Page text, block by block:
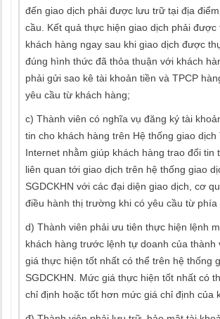
đến giao dịch phải được lưu trữ tại địa
cầu. Kết quả thực hiện giao dịch phải được
khách hàng ngay sau khi giao dịch được
đúng hình thức đã thỏa thuận với khách
phải gửi sao kê tài khoản tiền và TPCP
yêu cầu từ khách hàng;
c) Thành viên có nghĩa vụ đăng ký tài
tin cho khách hàng trên Hệ thống giao dịch
Internet nhằm giúp khách hàng trao đổi tin
liên quan tới giao dịch trên hệ thống giao
SGDCKHN với các đại diện giao dịch, cơ
điều hành thị trường khi có yêu cầu từ phía
d) Thành viên phải ưu tiên thực hiện lệnh
khách hàng trước lệnh tự doanh của thành
giá thực hiện tốt nhất có thể trên hệ thống
SGDCKHN. Mức giá thực hiện tốt nhất có
chỉ định hoặc tốt hơn mức giá chỉ định của